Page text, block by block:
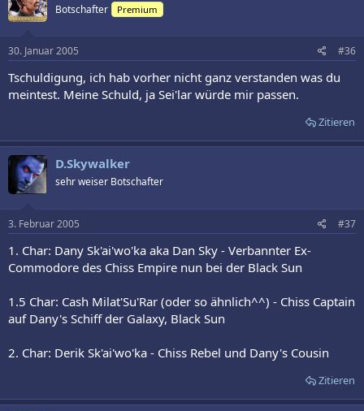
Botschafter Premium
30. Januar 2005 #36
Tschuldigung, ich hab vorher nicht ganz verstanden was du
meintest. Meine Schuld, ja Sei'lar würde mir passen.
Zitieren
D.Skywalker
sehr weiser Botschafter
3. Februar 2005 #37
1. Char: Dany Sk'ai'wo'ka aka Dan Sky - Verbannter Ex-
Commodore des Chiss Empire nun bei der Black Sun
1.5 Char: Cash Milat'Su'Rar (oder so ähnlich^^) - Chiss Captain
auf Dany's Schiff der Galaxy, Black Sun
2. Char: Derik Sk'ai'wo'ka - Chiss Rebel und Dany's Cousin
Zitieren